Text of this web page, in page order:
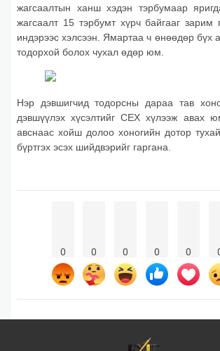
жагсаалтын ханш хэдэн тэрбумаар
жагсаалт 15 тэрбумт хүрч байгааг зарим
индэрээс хэлсээн. Ямартаа ч өнөөдөр бүх
тодорхой болох чухал өдөр юм.
Нэр дэвшигчид тодорсны дараа тав
дэвшүүлэх хүсэлтийг СЕХ хүлээж авах
авснаас хойш долоо хоногийн дотор
бүртгэх эсэх шийдвэрийг гаргана.
0 0 0 0 0